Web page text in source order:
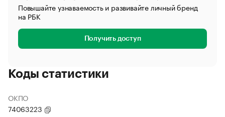
Повышайте узнаваемость и развивайте личный бренд
на РБК
Получить доступ
Коды статистики
ОКПО
74063223